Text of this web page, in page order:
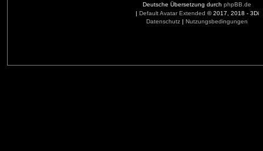
Deutsche Übersetzung durch phpBB.de
| Default Avatar Extended © 2017, 2018 - 3Di
Datenschutz | Nutzungsbedingungen